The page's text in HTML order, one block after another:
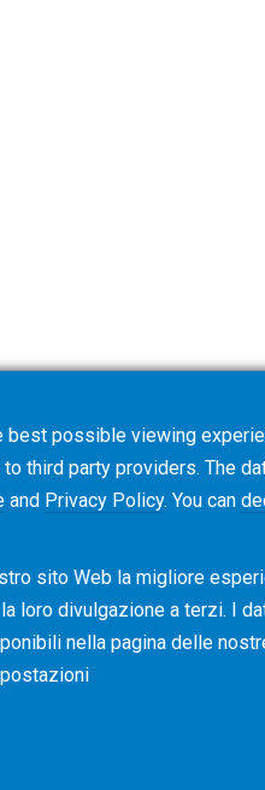
possible viewing
third party providers. The
and Privacy Policy. You can
sito Web la migliore
loro divulgazione a terzi. I
nella pagina delle